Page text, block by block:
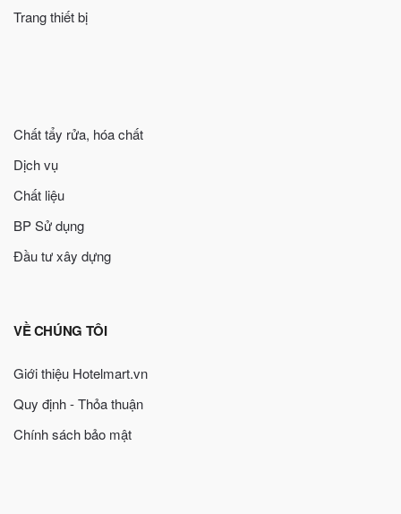
Trang thiết bị
Chất tẩy rửa, hóa chất
Dịch vụ
Chất liệu
BP Sử dụng
Đầu tư xây dựng
VỀ CHÚNG TÔI
Giới thiệu Hotelmart.vn
Quy định - Thỏa thuận
Chính sách bảo mật